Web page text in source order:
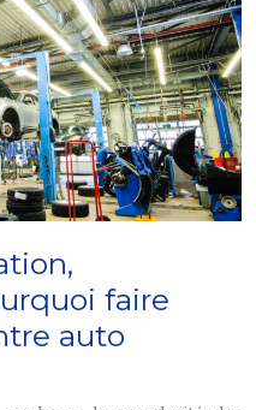
faire
auto